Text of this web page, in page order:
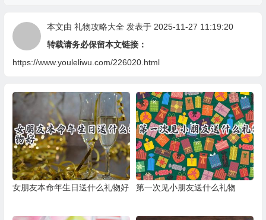
本文由 礼物攻略大全发表于 2025-11-27 11:19:20
转载请务必保留本文链接：
https://www.youleliwu.com/226020.html
女朋友本命年生日送什么礼物好 第一次见小朋友送什么礼物